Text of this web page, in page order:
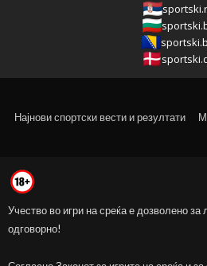
Најнови спортски вести и резултати
Учество во игри на среќа е дозволено за
одговорно!